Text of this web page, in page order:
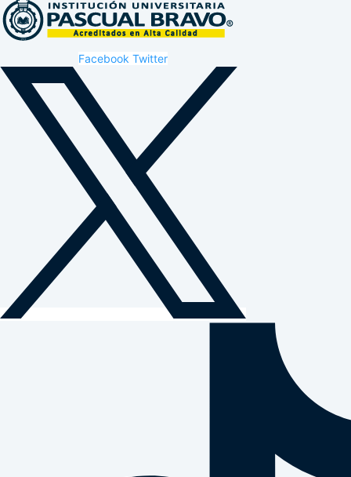
Facebook Twitter